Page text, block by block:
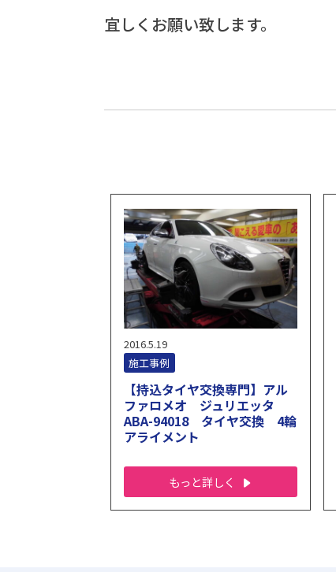
宜しくお願い致します。
2016.5.19
施工事例
【持込タイヤ交換専門】アル
ファロメオ ジュリエッタ
ABA-94018 タイヤ交換 4輪
アライメント
もっと詳しく